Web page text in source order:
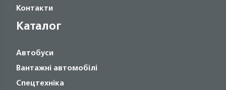
Контакти
Каталог
Автобуси
Вантажні автомобілі
Спецтехніка